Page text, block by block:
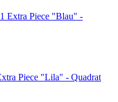
Extra Piece "Blau" -
Piece "Lila" - Quadrat